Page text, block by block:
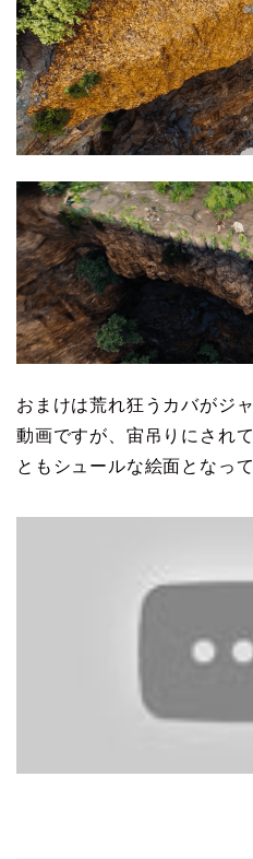
おまけは荒れ狂うカバがジ
動画ですが、宙吊りにされ
ともシュールな絵面となっ